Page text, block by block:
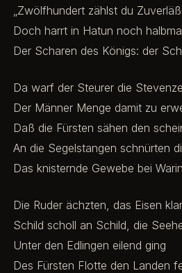
„Zwölfhundert zählst du
Doch harrt in Hatun noch
Der Scharen des Königs: der
Da warf der Steurer die
Der Männer Menge damit zu
Daß die Fürsten sähen den
An die Segelstangen schnürten
Das knisternde Gewebe bei
Die Ruder ächzten, das Eisen
Schild scholl an Schild, die
Unter den Edlingen eilend ging
Des Fürsten Flotte den Landen